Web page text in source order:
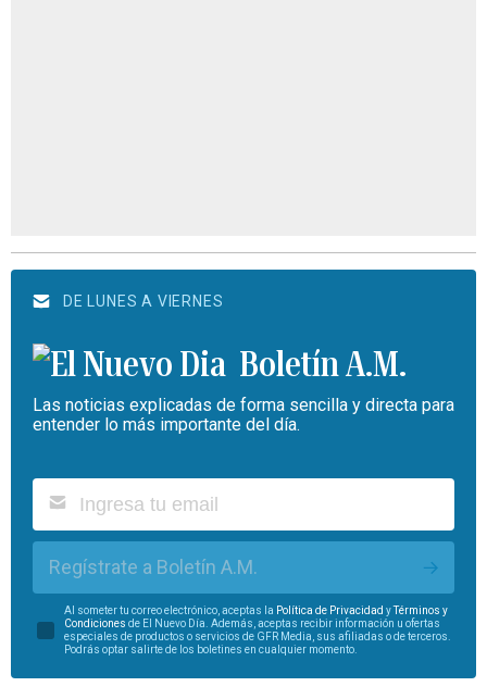
DE LUNES A VIERNES
Boletín A.M.
Las noticias explicadas de forma sencilla y directa para
entender lo más importante del día.
Regístrate a Boletín A.M.
Al someter tu correo electrónico, aceptas la Política de Privacidad y
Términos y
Condiciones de El Nuevo Día. Además, aceptas recibir información u ofertas
especiales de productos o servicios de GFR Media, sus afiliadas o de terceros.
Podrás optar salirte de los boletines en cualquier momento.